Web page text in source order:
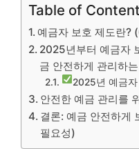
Table of
예금자 보호 제도란?
2025년부터 예금자
금 안전하게 관리하
2025년 예금
안전한 예금 관리를
결론: 예금 안전하게
필요성)